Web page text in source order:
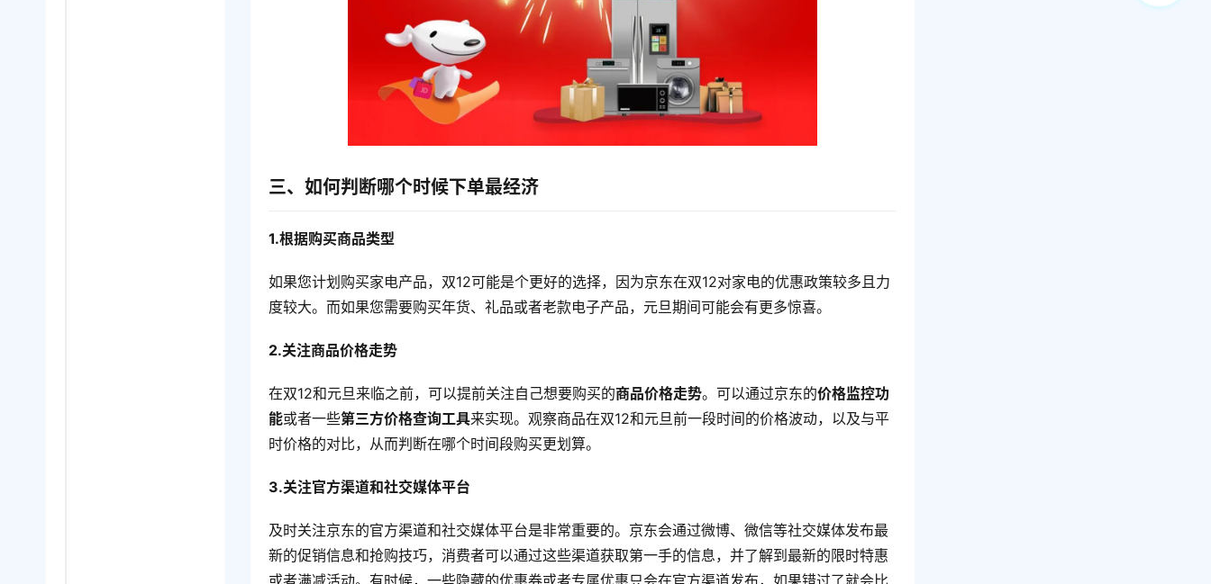
三、如何判断哪个时候下单最经济
1.根据购买商品类型
如果您计划购买家电产品，双12可能是个更好的选择，因为京东在双12对家电的优惠政策较多且力
度较大。而如果您需要购买年货、礼品或者老款电子产品，元旦期间可能会有更多惊喜。
2.关注商品价格走势
在双12和元旦来临之前，可以提前关注自己想要购买的商品价格走势。可以通过京东的价格监控功
能或者一些第三方价格查询工具来实现。观察商品在双12和元旦前一段时间的价格波动，以及与平
时价格的对比，从而判断在哪个时间段购买更划算。
3.关注官方渠道和社交媒体平台
及时关注京东的官方渠道和社交媒体平台是非常重要的。京东会通过微博、微信等社交媒体发布最
新的促销信息和抢购技巧，消费者可以通过这些渠道获取第一手的信息，并了解到最新的限时特惠